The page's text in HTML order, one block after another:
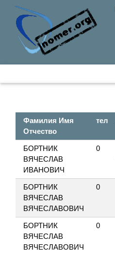
Фамилия Имя
Отчество
тел
БОРТНИК
ВЯЧЕСЛАВ
ИВАНОВИЧ
0
БОРТНИК
ВЯЧЕСЛАВ
ВЯЧЕСЛАВОВИЧ
0
БОРТНИК
ВЯЧЕСЛАВ
ВЯЧЕСЛАВОВИЧ
0